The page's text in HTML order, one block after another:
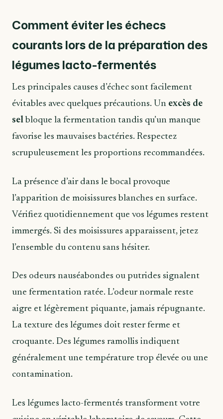
Comment éviter les échecs
courants lors de la préparation des
légumes lacto-fermentés
Les principales causes d’échec sont facilement
évitables avec quelques précautions. Un excès de
sel bloque la fermentation tandis qu’un manque
favorise les mauvaises bactéries. Respectez
scrupuleusement les proportions recommandées.
La présence d’air dans le bocal provoque
l’apparition de moisissures blanches en surface.
Vérifiez quotidiennement que vos légumes restent
immergés. Si des moisissures apparaissent, jetez
l’ensemble du contenu sans hésiter.
Des odeurs nauséabondes ou putrides signalent
une fermentation ratée. L’odeur normale reste
aigre et légèrement piquante, jamais répugnante.
La texture des légumes doit rester ferme et
croquante. Des légumes ramollis indiquent
généralement une température trop élevée ou une
contamination.
Les légumes lacto-fermentés transforment votre